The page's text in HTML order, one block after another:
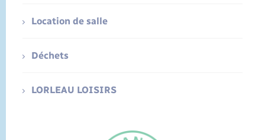
Location de salle
Déchets
LORLEAU LOISIRS